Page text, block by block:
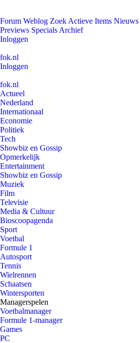
Forum Weblog Zoek Actieve Items Nieuws
Previews Specials Archief
Inloggen
fok.nl
Inloggen
fok.nl
Actueel
Nederland
Internationaal
Economie
Politiek
Tech
Showbiz en Gossip
Opmerkelijk
Entertainment
Showbiz en Gossip
Muziek
Film
Televisie
Media & Cultuur
Bioscoopagenda
Sport
Voetbal
Formule 1
Autosport
Tennis
Wielrennen
Schaatsen
Wintersporten
Managerspelen
Voetbalmanager
Formule 1-manager
Games
PC